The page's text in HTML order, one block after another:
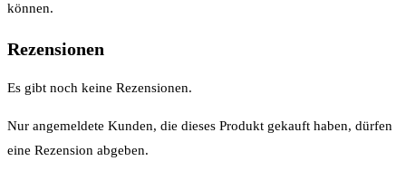
können.
Rezensionen
Es gibt noch keine Rezensionen.
Nur angemeldete Kunden, die dieses Produkt gekauft haben, dürfen
eine Rezension abgeben.